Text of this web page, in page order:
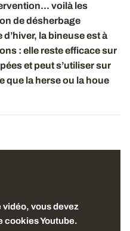
voilà les
de désherbage
la bineuse est à
: elle reste efficace sur
et peut s’utiliser sur
que la herse ou la houe
vous devez
cookies Youtube.